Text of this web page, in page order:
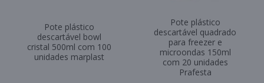
Pote plástico
descartável bowl
cristal 500ml com 100
unidades marplast
Pote plástico
descartável quadrado
para freezer e
microondas 150ml
com 20 unidades
Prafesta